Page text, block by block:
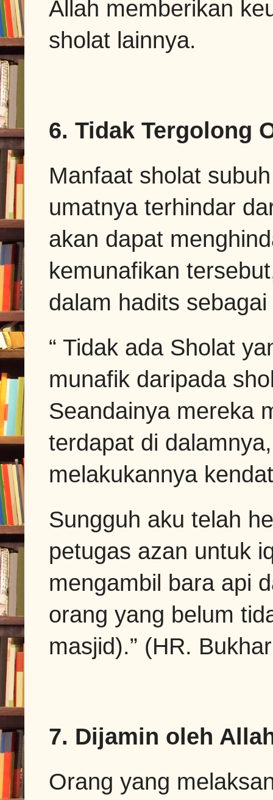
Allah memberikan
sholat lainnya.
6. Tidak Tergolong
Manfaat sholat
umatnya terhindar
akan dapat
kemunafikan
dalam hadits
“ Tidak ada Sholat
munafik daripada
Seandainya mereka
terdapat di
melakukannya
Sungguh aku telah
petugas azan untuk
mengambil bara api
orang yang belum
masjid).” (HR.
7. Dijamin oleh
Orang yang